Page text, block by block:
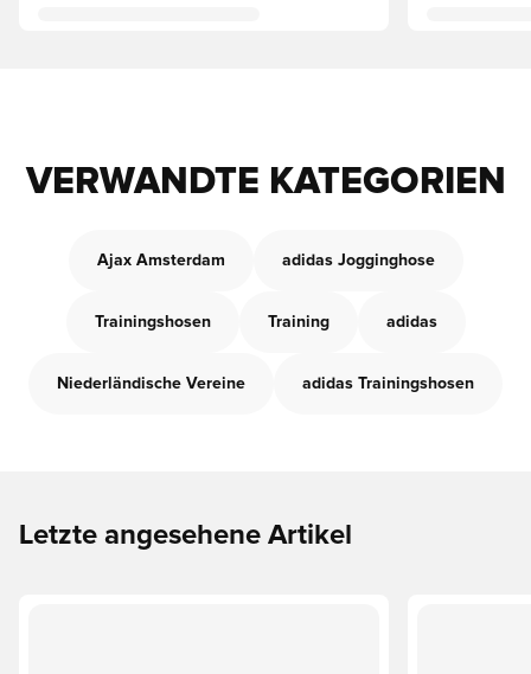
VERWANDTE KATEGORIEN
Ajax Amsterdam adidas Jogginghose
Trainingshosen Training adidas
Niederländische Vereine adidas Trainingshosen
Letzte angesehene Artikel